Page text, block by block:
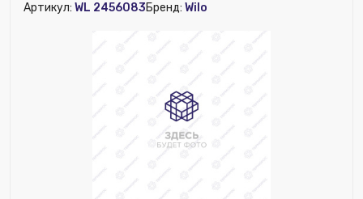
Артикул: WL 2456083Бренд: Wilo